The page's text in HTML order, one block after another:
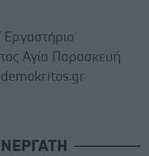
Αγία Παρασκευή